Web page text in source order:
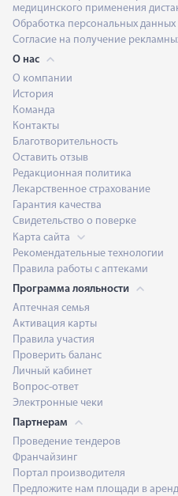
медицинского применения
Обработка персональных данных
Согласие на получение
О нас
О компании
История
Команда
Контакты
Благотворительность
Оставить отзыв
Редакционная политика
Лекарственное страхование
Гарантия качества
Свидетельство о поверке
Карта сайта
Рекомендательные технологии
Правила работы с аптеками
Программа лояльности
Аптечная семья
Активация карты
Правила участия
Проверить баланс
Личный кабинет
Вопрос-ответ
Электронные чеки
Партнерам
Проведение тендеров
Франчайзинг
Портал производителя
Предложите нам площади в